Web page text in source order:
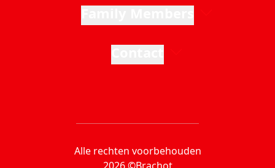
Alle rechten voorbehouden